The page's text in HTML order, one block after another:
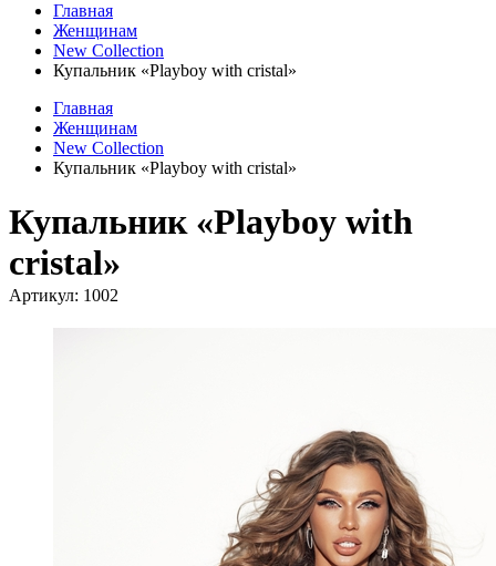
Главная
Женщинам
New Collection
Купальник «Playboy with cristal»
Главная
Женщинам
New Collection
Купальник «Playboy with cristal»
Купальник «Playboy with
cristal»
Артикул: 1002